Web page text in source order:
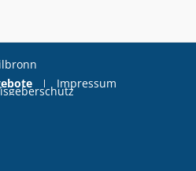
Impressum